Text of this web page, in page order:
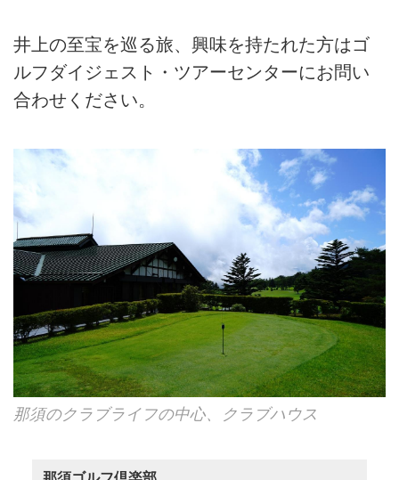
井上の至宝を巡る旅、興味を持たれた方はゴ
ルフダイジェスト・ツアーセンターにお問い
合わせください。
那須のクラブライフの中心、クラブハウス